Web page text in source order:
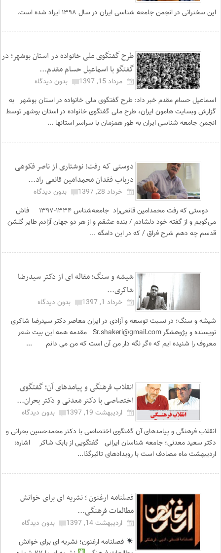
این سخنرانی در انجمن جامعه شناسی ایران در سال ۱۳۹۸ ایراد شده است.
طرح گفتگوی ملی خانواده در استان بوشهر؛ در
گفتگو با اسماعیل حسام مقدم...
مرداد 15, 1397
بدون دیدگاه
اسماعیل حسام مقدم خبر داد: طرح گفتگوی ملی خانواده در استان بوشهر به
گزارش وبسایت هامون ایران، طرح ملی گفتگوی خانواده در استان بوشهر توسط
انجمن جامعه شناسی ایران به طور همزمان با سراسر استانها ...
دوستی که رفت؛ نوشتاری از ناصر فکوهی
درباب فقدان محمدامین قانعی راد...
خرداد 28, 1397
بدون دیدگاه
دوستی که رفت محمد‌امین قانعی‌راد جامعه‌شناس ۱۳۳۴-۱۳۹۷ فاش
می‌گویم و از گفته خود دلشادم / بنده عشقم و از هر دو جهان آزادم طایر گلشن
قدسم چه دهم شرح فراق / که در این دامگه ...
شیشه و سنگ؛ مقاله ای از دکتر سیدرضا
شاکری...
خرداد 1, 1397
بدون دیدگاه
شیشه و سنگ؛ در نسبت توسعه و آزادی در ایران معاصر دکتر سیدرضا شاکری
نویسنده و پژوهشگر Sr.shakeri@gmail.com مقدمه همه این بیت شعر
معروف را شنیده ایم که «گر نگه دار من آن است که من می دانم ...
انقلاب فرهنگی و پیامدهای آن؛ گفتگوی
اختصاصی با دکتر معدنی و دکتر بحران...
اردیبهشت 19, 1397
بدون دیدگاه
انقلاب فرهنگی و پیامدهای آن گفتگوی اختصاصی با دکتر محمدحسین بحرانی و
دکتر سعید معدنی؛ جامعه شناسان ایرانی گفتگویی از بابک شاکر اشاره:
اردیبهشت ماه مصادف است با رویدادهای تاثیرگذا...
فصلنامه ارغنون ؛ نشریه ای برای خوانش
مطالعات فرهنگی...
اردیبهشت 14, 1397
بدون دیدگاه
فصلنامه ارغنون؛ نشریه ای برای خوانش